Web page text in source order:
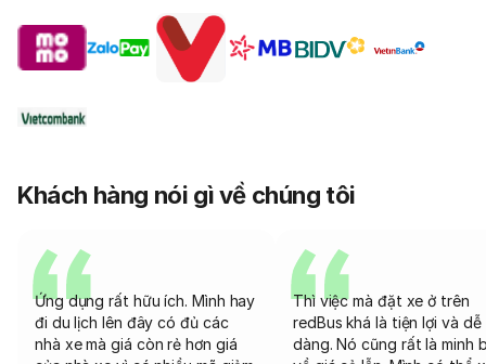
Khách hàng nói gì về chúng tôi
Ứng dụng rất hữu ích. Mình hay
đi du lịch lên đây có đủ các
nhà xe mà giá còn rẻ hơn giá
Thì việc mà đặt xe ở trên
redBus khá là tiện lợi và dễ
dàng. Nó cũng rất là minh